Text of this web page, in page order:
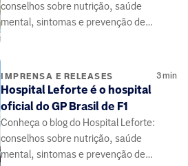
conselhos sobre nutrição, saúde
mental, sintomas e prevenção de
IMPRENSA E RELEASES 3min
Hospital Leforte é o hospital
oficial do GP Brasil de F1
Conheça o blog do Hospital Leforte:
conselhos sobre nutrição, saúde
mental, sintomas e prevenção de